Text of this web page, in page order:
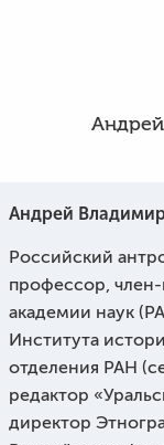
Фото и видео
Андрей
Российский
профессор,
академии наук
Института
отделения РАН
редактор
директор